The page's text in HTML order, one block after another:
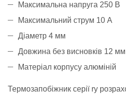
Максимальна напруга 250 В
Максимальний струм 10 А
Діаметр 4 мм
Довжина без висновків 12 мм
Матеріал корпусу алюміній
Термозапобіжник серії ry